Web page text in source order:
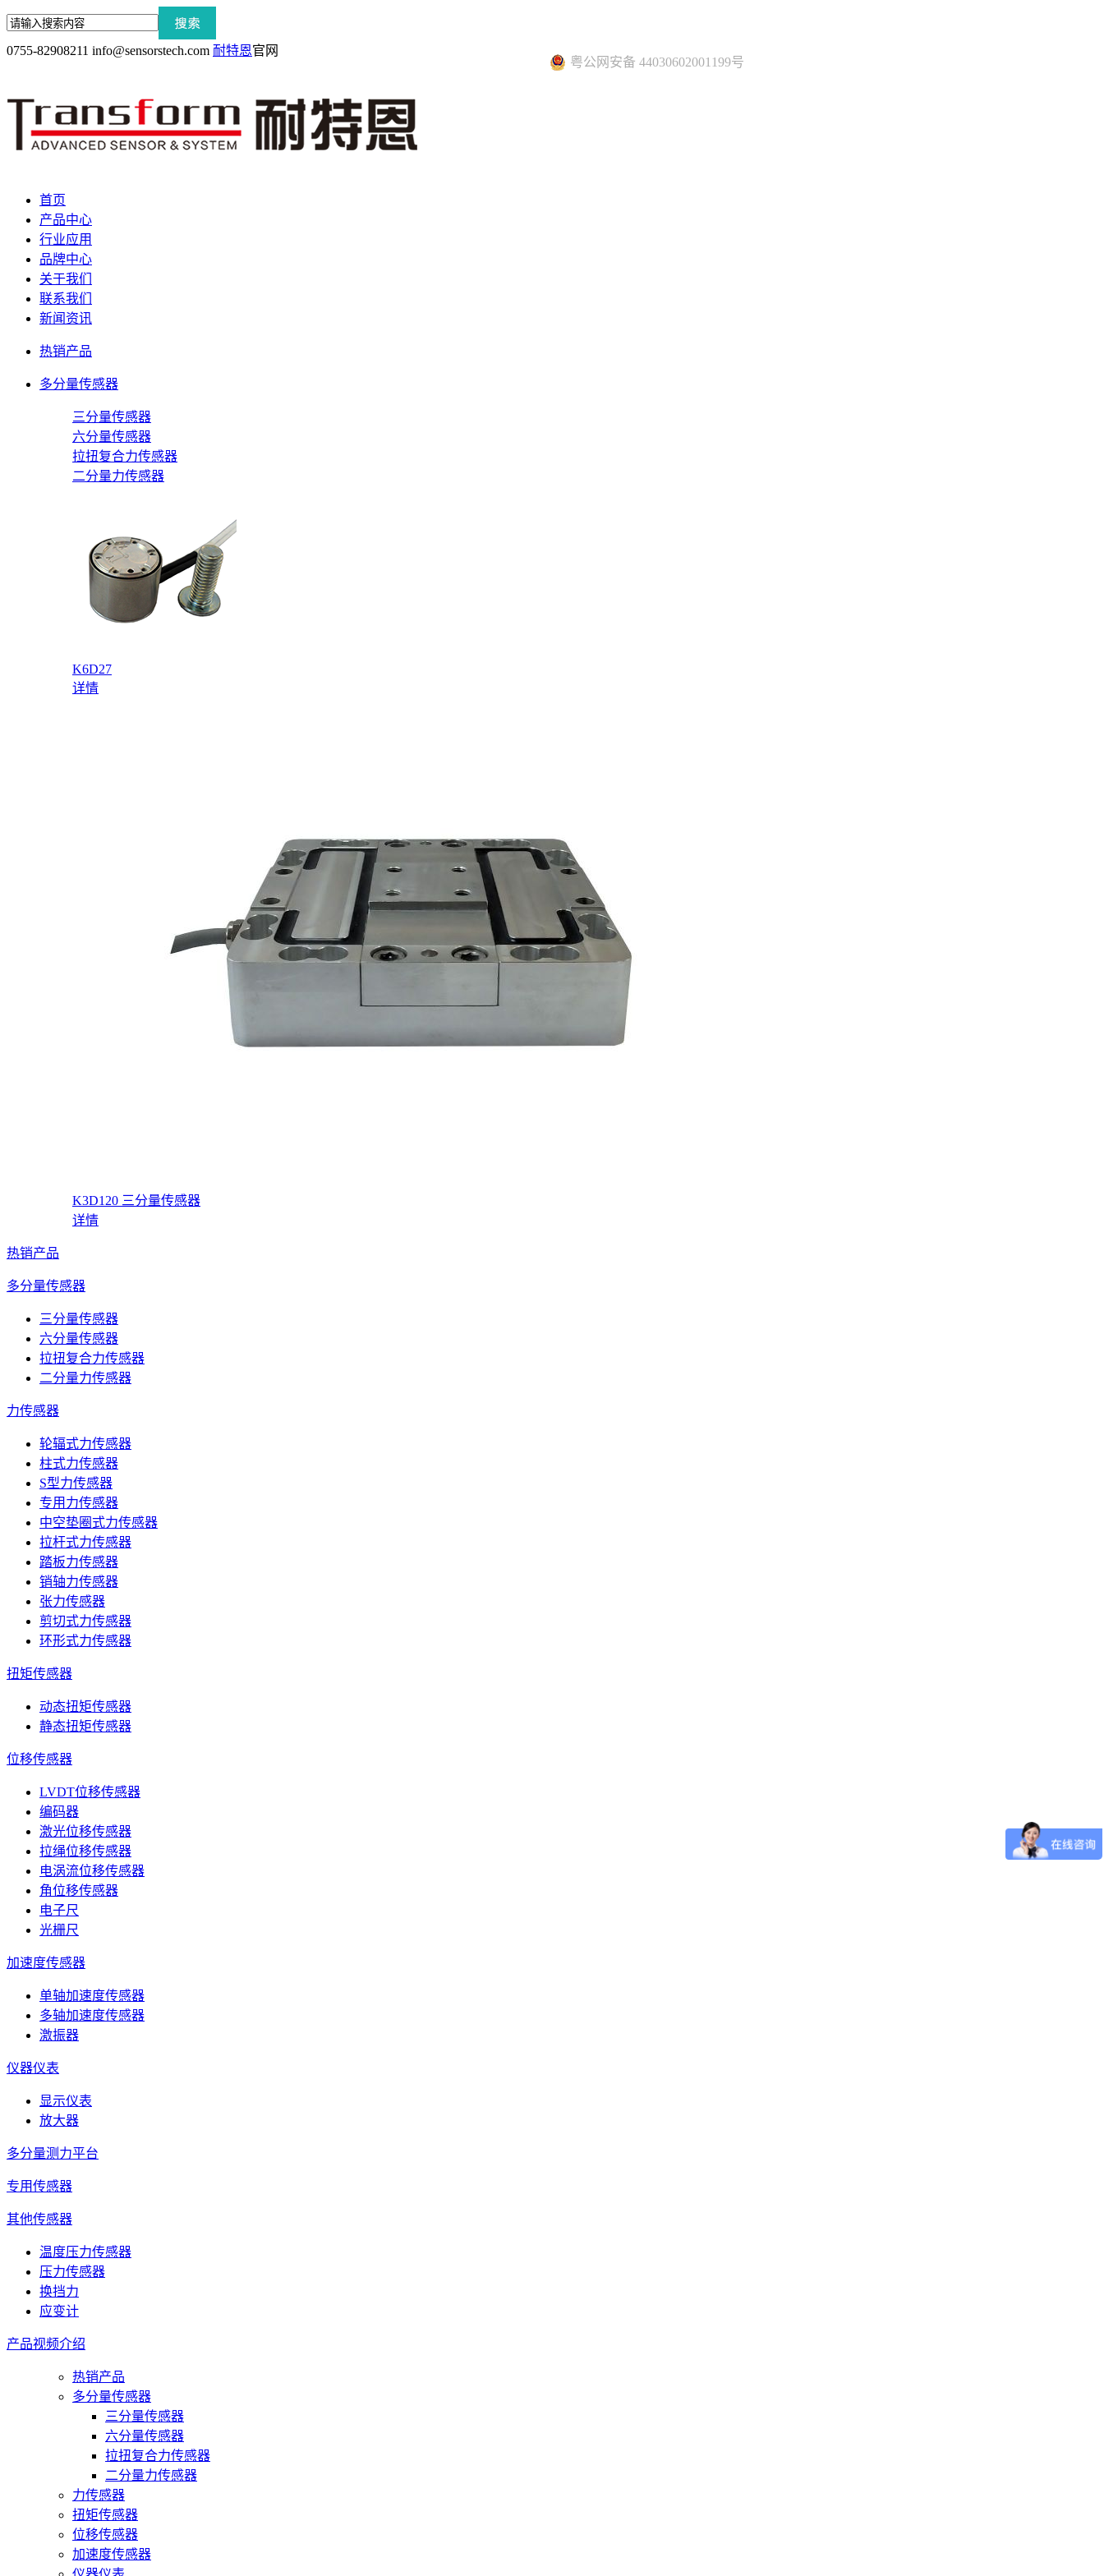
0755-82908211 info@sensorstech.com 耐特恩官网
首页
产品中心
行业应用
品牌中心
关于我们
联系我们
新闻资讯
热销产品
多分量传感器
三分量传感器
六分量传感器
拉扭复合力传感器
二分量力传感器
K6D27
详情
K3D120 三分量传感器
详情
热销产品
多分量传感器
三分量传感器
六分量传感器
拉扭复合力传感器
二分量力传感器
力传感器
轮辐式力传感器
柱式力传感器
S型力传感器
专用力传感器
中空垫圈式力传感器
拉杆式力传感器
踏板力传感器
销轴力传感器
张力传感器
剪切式力传感器
环形式力传感器
扭矩传感器
动态扭矩传感器
静态扭矩传感器
位移传感器
LVDT位移传感器
编码器
激光位移传感器
拉绳位移传感器
电涡流位移传感器
角位移传感器
电子尺
光栅尺
加速度传感器
单轴加速度传感器
多轴加速度传感器
激振器
仪器仪表
显示仪表
放大器
多分量测力平台
专用传感器
其他传感器
温度压力传感器
压力传感器
换挡力
应变计
产品视频介绍
热销产品
多分量传感器
三分量传感器
六分量传感器
拉扭复合力传感器
二分量力传感器
力传感器
扭矩传感器
位移传感器
加速度传感器
粤公网安备 44030602001199号